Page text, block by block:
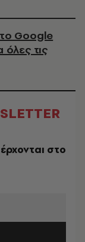
Google
όλες τις
στο